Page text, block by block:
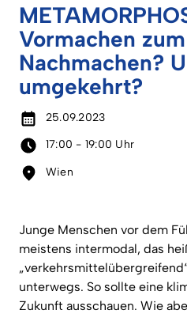
Vormachen zum
Nachmachen?
umgekehrt?
25.09.2023
17:00 - 19:00 Uhr
Wien
Junge Menschen vor dem
meistens intermodal, das
unterwegs. So sollte eine
Zukunft ausschauen. Wie